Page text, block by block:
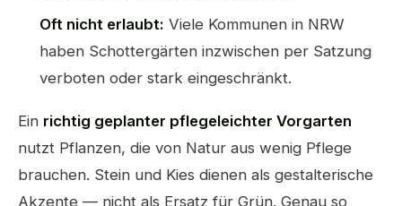
Oft nicht erlaubt: Viele Kommunen in NRW
haben Schottergärten inzwischen per Satzung
verboten oder stark eingeschränkt.
Ein richtig geplanter pflegeleichter Vorgarten
nutzt Pflanzen, die von Natur aus wenig Pflege
brauchen. Stein und Kies dienen als gestalterische
Akzente — nicht als Ersatz für Grün. Genau so